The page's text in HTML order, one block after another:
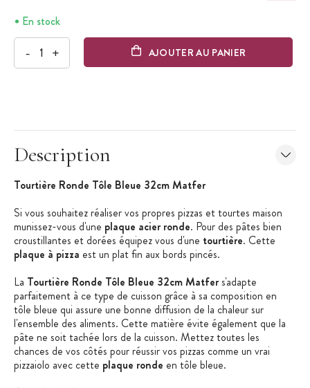
En stock
- + AJOUTER AU PANIER
Description
Tourtière Ronde Tôle Bleue 32cm Matfer
Si vous souhaitez réaliser vos propres pizzas et tourtes maison
munissez-vous d'une plaque acier ronde. Pour des pâtes bien
croustillantes et dorées équipez vous d'une tourtière. Cette
plaque à pizza est un plat fin aux bords pincés.
La Tourtière Ronde Tôle Bleue 32cm Matfers'adapte
parfaitement à ce type de cuisson grâce à sa composition en
tôle bleue qui assure une bonne diffusion de la chaleur sur
l'ensemble des aliments. Cette matière évite également que la
pâte ne soit tachée lors de la cuisson. Mettez toutes les
chances de vos côtés pour réussir vos pizzas comme un vrai
pizzaiolo avec cette plaque ronde en tôle bleue.